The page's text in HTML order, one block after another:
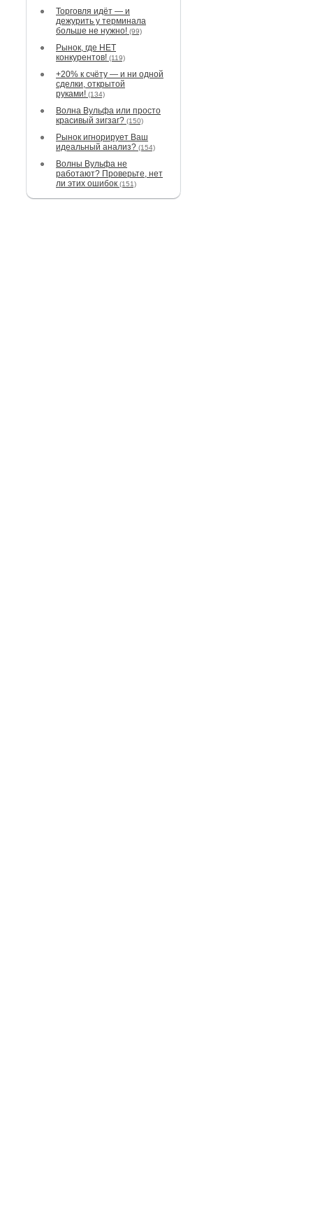
Торговля идёт — и
дежурить у терминала
больше не нужно! (99)
Рынок, где НЕТ
конкурентов! (119)
+20% к счёту — и ни одной
сделки, открытой
руками! (134)
Волна Вульфа или просто
красивый зигзаг? (150)
Рынок игнорирует Ваш
идеальный анализ? (154)
Волны Вульфа не
работают? Проверьте, нет
ли этих ошибок (151)